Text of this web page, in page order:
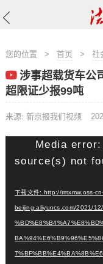
您的位置 > 首页 > 社
涉事超载货车公
超限证少报99吨
来源: 新京报我们视频
Media
source(s) not
下载文件: http://rmxmw.oss-cn-
beijing.aliyuncs.com/2021/